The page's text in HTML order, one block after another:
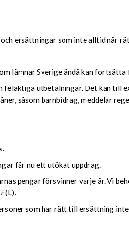
ersättningar som inte alltid når
lämnar Sverige ändå kan
utbetalningar. Det kan till
såsom barnbidrag, meddelar
får nu ett utökat uppdrag.
pengar försvinner varje år. Vi
(L).
som har rätt till ersättning